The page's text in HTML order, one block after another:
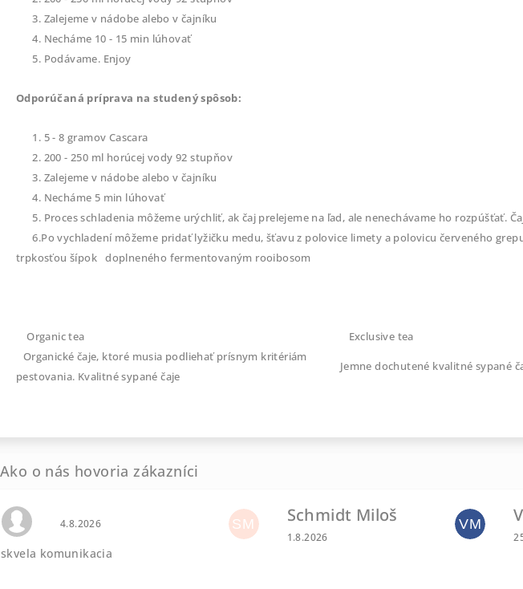
3. Zalejeme v nádobe alebo v čajníku
4. Necháme 10 - 15 min lúhovať
5. Podávame. Enjoy
Odporúčaná príprava na studený spôsob:
1. 5 - 8 gramov Cascara
2. 200 - 250 ml horúcej vody 92 stupňov
3. Zalejeme v nádobe alebo v čajníku
4. Necháme 5 min lúhovať
5. Proces schladenia môžeme urýchliť, ak čaj prelejeme na ľad, ale nenechávame ho rozpúšťať.
6.Po vychladení môžeme pridať lyžičku medu, šťavu z polovice limety a polovicu červeného
trpkosťou šípok doplneného fermentovaným rooibosom
Organic tea
Exclusive tea
Organické čaje, ktoré musia podliehať prísnym kritériám
pestovania. Kvalitné sypané čaje
Jemne dochutené kvalitné
Hodnotenie obchodu je 0 z 5 hviezdičiek.
4.8.2026
skvela komunikacia
SM Schmidt Miloš
Hodnotenie obchodu je 5 z 5 hviezdičiek.
1.8.2026
VM